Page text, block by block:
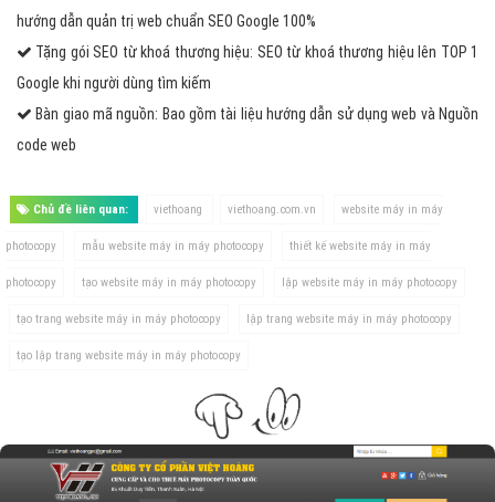
hướng dẫn quản trị web chuẩn SEO Google 100%
Tặng gói SEO từ khoá thương hiệu: SEO từ khoá thương hiệu lên TOP 1
Google khi người dùng tìm kiếm
Bàn giao mã nguồn: Bao gồm tài liệu hướng dẫn sử dụng web và Nguồn
code web
Chủ đề liên quan: viethoang viethoang.com.vn website máy in máy
photocopy mẫu website máy in máy photocopy thiết kế website máy in máy
photocopy tạo website máy in máy photocopy lập website máy in máy photocopy
tạo trang website máy in máy photocopy lập trang website máy in máy photocopy
tạo lập trang website máy in máy photocopy